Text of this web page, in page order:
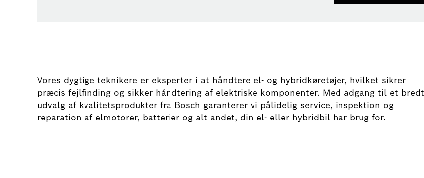
Vores dygtige teknikere er eksperter i at håndtere el- og hybridkøretøjer, hvilket sikrer
præcis fejlfinding og sikker håndtering af elektriske komponenter. Med adgang til et bredt
udvalg af kvalitetsprodukter fra Bosch garanterer vi pålidelig service, inspektion og
reparation af elmotorer, batterier og alt andet, din el- eller hybridbil har brug for.